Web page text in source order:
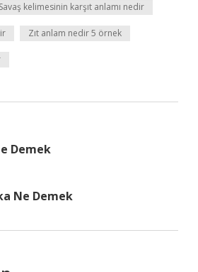
Savaş kelimesinin karşıt anlamı nedir
Zıt anlam nedir 5 örnek
Demek
Ne Demek